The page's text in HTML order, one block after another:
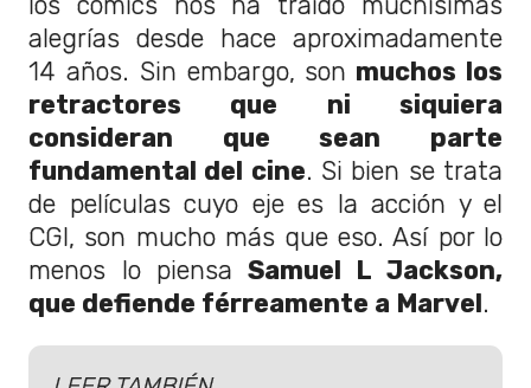
alegrías desde hace aproximadamente
14 años. Sin embargo, son muchos los
retractores que ni siquiera
consideran que sean parte
fundamental del cine. Si bien se trata
de películas cuyo eje es la acción y el
CGI, son mucho más que eso. Así por lo
menos lo piensa Samuel L Jackson,
que defiende férreamente a Marvel.